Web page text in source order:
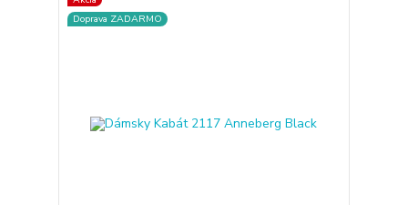
Doprava ZADARMO